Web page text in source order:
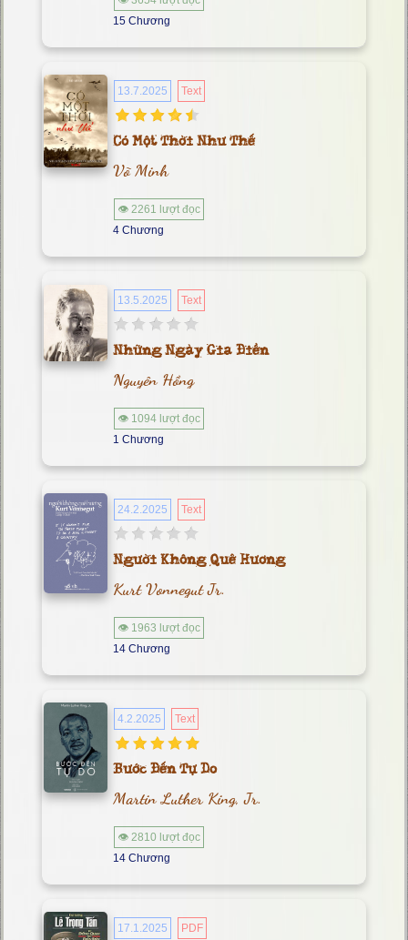
15 Chương
13.7.2025 Text
Có Một Thời Như Thế
Võ Minh
👁 2261 lượt đọc
4 Chương
13.5.2025 Text
Những Ngày Gia Điền
Nguyên Hồng
👁 1094 lượt đọc
1 Chương
24.2.2025 Text
Người Không Quê Hương
Kurt Vonnegut Jr.
👁 1963 lượt đọc
14 Chương
4.2.2025 Text
Bước Đến Tự Do
Martin Luther King, Jr.
👁 2810 lượt đọc
14 Chương
17.1.2025 PDF